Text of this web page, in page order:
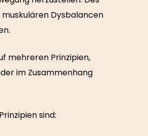
Dysbalancen
mehreren Prinzipien,
im Zusammenhang
sind: